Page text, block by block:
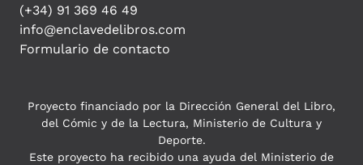
(+34) 91 369 46 49
info@enclavedelibros.com
Formulario de contacto
Proyecto financiado por la Dirección General del Libro,
del Cómic y de la Lectura, Ministerio de Cultura y
Deporte.
Este proyecto ha recibido una ayuda del Ministerio de